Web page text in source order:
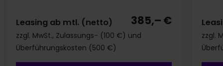
Leasing ab mtl. (netto) 385,– €
zzgl. MwSt., Zulassungs- (100 €) und
Überführungskosten (500 €)
zzgl.